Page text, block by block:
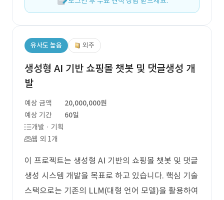
유사도 높음 외주
생성형 AI 기반 쇼핑몰 챗봇 및 댓글생성 개
발
예상 금액
20,000,000원
예상 기간
60일
개발 · 기획
웹 외 1개
이 프로젝트는 생성형 AI 기반의 쇼핑몰 챗봇 및 댓글
생성 시스템 개발을 목표로 하고 있습니다. 핵심 기술
스택으로는 기존의 LLM(대형 언어 모델)을 활용하여